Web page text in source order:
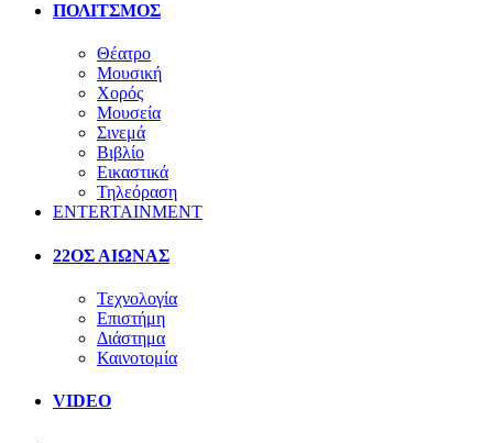
ΠΟΛΙΤΣΜΟΣ
Θέατρο
Μουσική
Χορός
Μουσεία
Σινεμά
Βιβλίο
Εικαστικά
Τηλεόραση
ENTERTAINMENT
22ΟΣ ΑΙΩΝΑΣ
Τεχνολογία
Επιστήμη
Διάστημα
Καινοτομία
VIDEO